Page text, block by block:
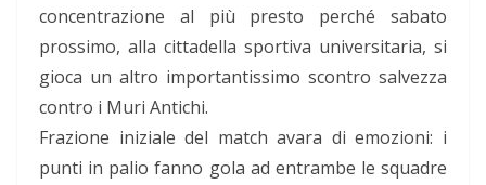
concentrazione al più presto perché sabato
prossimo, alla cittadella sportiva universitaria, si
gioca un altro importantissimo scontro salvezza
contro i Muri Antichi.
Frazione iniziale del match avara di emozioni: i
punti in palio fanno gola ad entrambe le squadre